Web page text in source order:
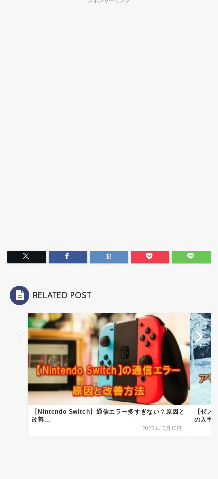
RELATED POST
【Nintendo Switch】通信エラー多すぎない？原因と
改善...
2022年10月10日
【ゼノ
の入手